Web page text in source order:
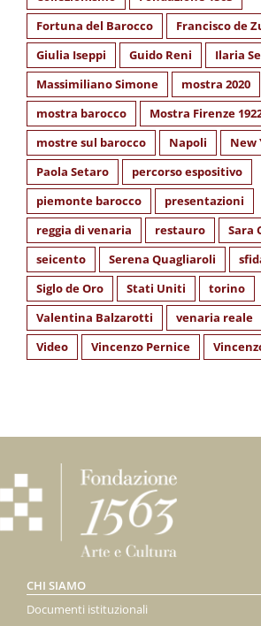
Fortuna del Barocco
Francisco de
Giulia Iseppi
Guido Reni
Ilaria
Massimiliano Simone
mostra 2020
mostra barocco
Mostra Firenze
mostre sul barocco
Napoli
New
Paola Setaro
percorso espositivo
piemonte barocco
presentazioni
reggia di venaria
restauro
Sara
seicento
Serena Quagliaroli
Siglo de Oro
Stati Uniti
torino
Valentina Balzarotti
venaria reale
Video
Vincenzo Pernice
CHI SIAMO
Documenti istituzionali